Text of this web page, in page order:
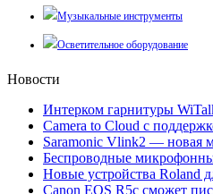
Музыкальные инструменты
Осветительное оборудование
Новости
Интерком гарнитуры
Camera to Cloud с
Saramonic Vlink2 — новая
Беспроводные
Новые устройства Roland
Canon EOS R5c сможет